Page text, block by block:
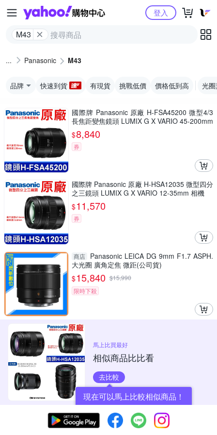
Yahoo購物中心
M43
登入
Panasonic M43
品牌 快速到貨 有現貨 挑戰低價 價格低到高 光
國際牌 Panasonic 原廠 H-FSA45200 微型4/3
長焦距變焦鏡頭 LUMIX G X VARIO 45-200mm
單眼鏡頭 相機
$8,840
券
國際牌 Panasonic 原廠 H-HSA12035 微型四分
之三鏡頭 LUMIX G X VARIO 12-35mm 相機
$11,570
券
商店
Panasonic LEICA DG 9mm F1.7 ASPH.
大光圈 廣角定焦 微距(公司貨)
$15,840 $15,990
限時下殺
馬上比買最好
相似商品比比看
去比較
現在可以馬上比較相似商品！